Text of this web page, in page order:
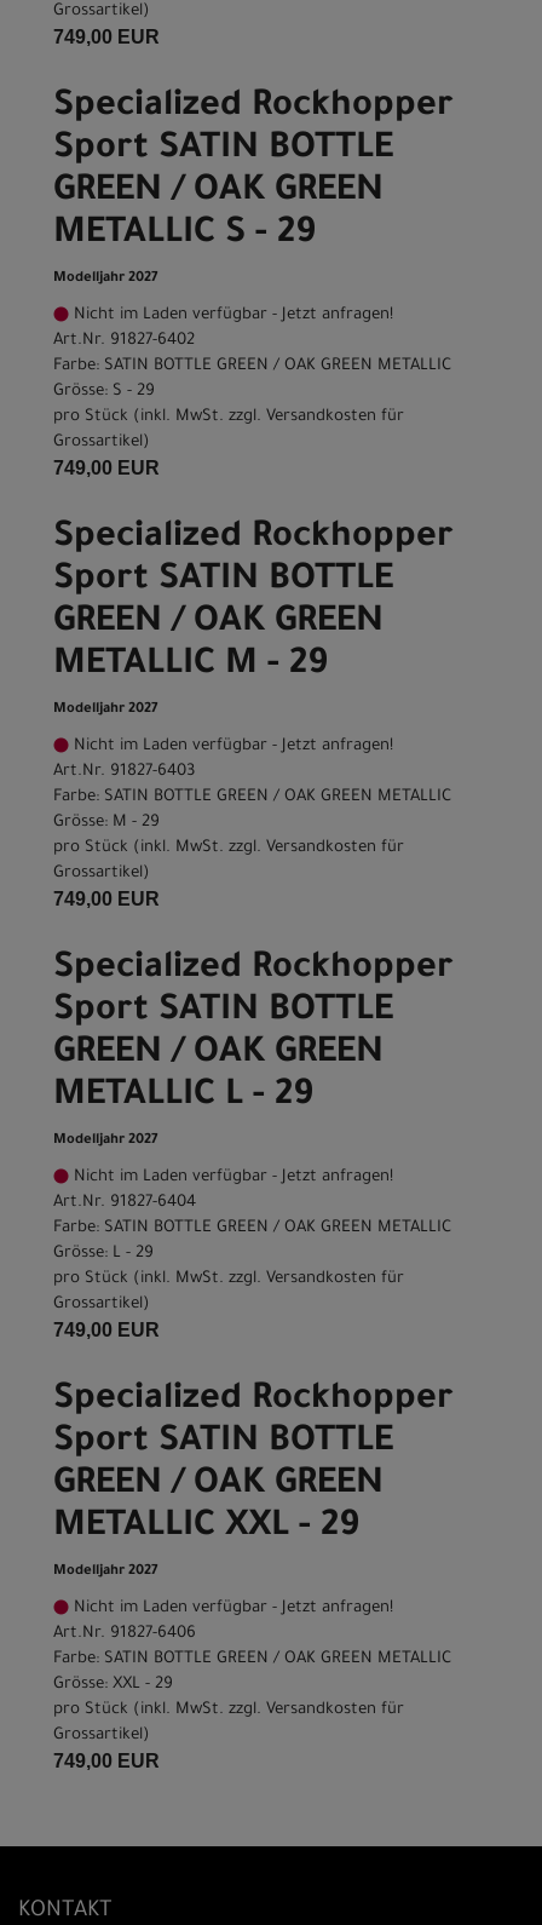
Grossartikel)
749,00 EUR
Specialized Rockhopper
Sport SATIN BOTTLE
GREEN / OAK GREEN
METALLIC S - 29
Modelljahr 2027
Nicht im Laden verfügbar - Jetzt anfragen!
Art.Nr. 91827-6402
Farbe: SATIN BOTTLE GREEN / OAK GREEN METALLIC
Grösse: S - 29
pro Stück (inkl. MwSt. zzgl. Versandkosten für
Grossartikel)
749,00 EUR
Specialized Rockhopper
Sport SATIN BOTTLE
GREEN / OAK GREEN
METALLIC M - 29
Modelljahr 2027
Nicht im Laden verfügbar - Jetzt anfragen!
Art.Nr. 91827-6403
Farbe: SATIN BOTTLE GREEN / OAK GREEN METALLIC
Grösse: M - 29
pro Stück (inkl. MwSt. zzgl. Versandkosten für
Grossartikel)
749,00 EUR
Specialized Rockhopper
Sport SATIN BOTTLE
GREEN / OAK GREEN
METALLIC L - 29
Modelljahr 2027
Nicht im Laden verfügbar - Jetzt anfragen!
Art.Nr. 91827-6404
Farbe: SATIN BOTTLE GREEN / OAK GREEN METALLIC
Grösse: L - 29
pro Stück (inkl. MwSt. zzgl. Versandkosten für
Grossartikel)
749,00 EUR
Specialized Rockhopper
Sport SATIN BOTTLE
GREEN / OAK GREEN
METALLIC XXL - 29
Modelljahr 2027
Nicht im Laden verfügbar - Jetzt anfragen!
Art.Nr. 91827-6406
Farbe: SATIN BOTTLE GREEN / OAK GREEN METALLIC
Grösse: XXL - 29
pro Stück (inkl. MwSt. zzgl. Versandkosten für
Grossartikel)
749,00 EUR
KONTAKT